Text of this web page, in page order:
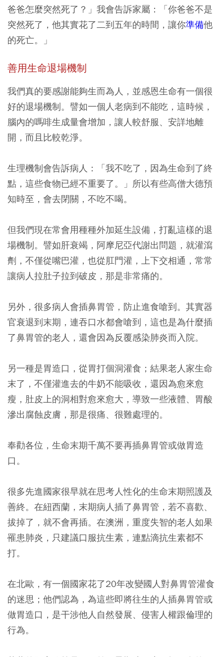
爸爸怎麼突然死了？」我會告訴家屬：「你爸爸不是
突然死了，他其實花了二到五年的時間，讓你準備他
的死亡。」
善用生命退場機制
我們真的要感謝能夠生而為人，並感恩生命有一個很
好的退場機制。譬如一個人老病到不能吃，這時候，
腦內的嗎啡生成量會增加，讓人較舒服、安詳地離
開，而且比較乾淨。
生理機制會告訴病人：「我不吃了，因為生命到了終
點，這些食物已經不重要了。」所以有些高僧大德預
知時至，會去閉關，不吃不喝。
但我們現在常會用種種外加延生設備，打亂這樣的退
場機制。譬如肝衰竭，阿摩尼亞代謝出問題，就灌瀉
劑，不僅從嘴巴灌，也從肛門灌，上下交相通，常常
讓病人拉肚子拉到破皮，那是非常痛的。
另外，很多病人會插鼻胃管，防止進食嗆到。其實器
官衰退到末期，連吞口水都會嗆到，這也是為什麼插
了鼻胃管的老人，還會因為反覆感染肺炎而入院。
另一種是胃造口，從胃打個洞灌食；結果老人家生命
末了，不僅灌進去的牛奶不能吸收，還因為愈來愈
瘦，肚皮上的洞相對愈來愈大，導致一些液體、胃酸
滲出腐蝕皮膚，那是很痛、很難處理的。
奉勸各位，生命末期千萬不要再插鼻胃管或做胃造
口。
很多先進國家很早就在思考人性化的生命末期照護及
善終。在紐西蘭，末期病人插了鼻胃管，若不喜歡、
拔掉了，就不會再插。在澳洲，重度失智的老人如果
罹患肺炎，只建議口服抗生素，連點滴抗生素都不
打。
在北歐，有一個國家花了20年改變國人對鼻胃管灌食
的迷思；他們認為，為這些即將往生的人插鼻胃管或
做胃造口，是干涉他人自然發展、侵害人權跟倫理的
行為。